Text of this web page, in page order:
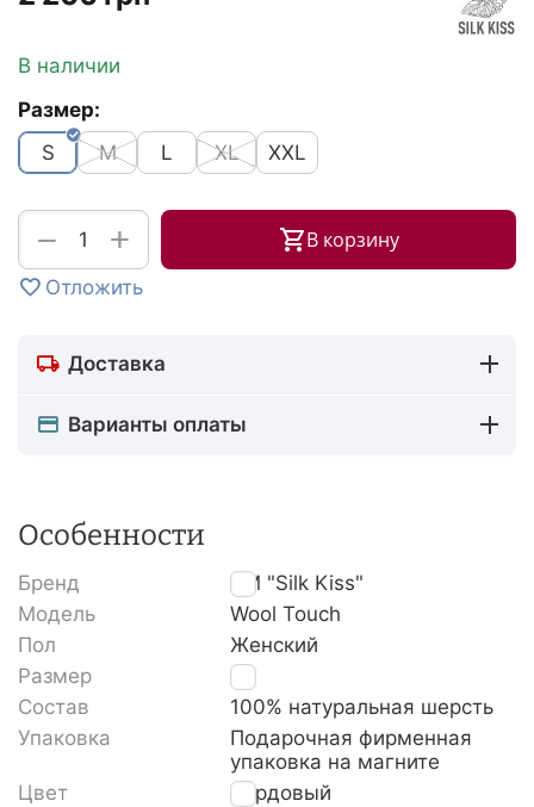
В наличии
Размер:
S
M L XL XXL
+
− В корзину
Отложить
Доставка
Варианты оплаты
Особенности
Бренд
TM "Silk Kiss"
Модель
Wool Touch
Пол
Женский
Размер
S
Состав
100% натуральная шерсть
Упаковка
Подарочная фирменная
упаковка на магните
Цвет
Бордовый